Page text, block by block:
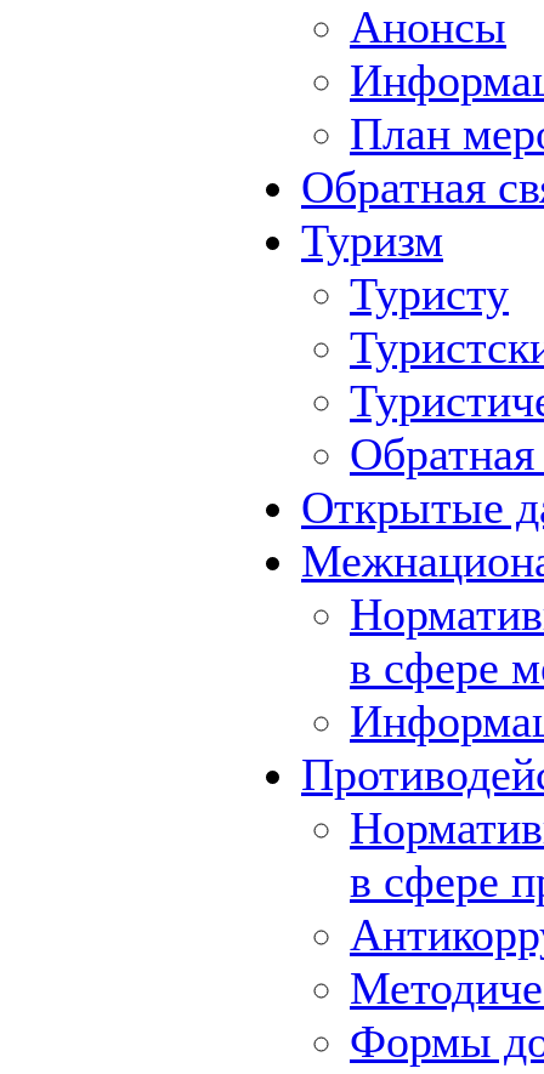
Анонсы
План
Обратная
Туризм
Туристу
Обратная
Открытые
в сфере
в сфере
Формы